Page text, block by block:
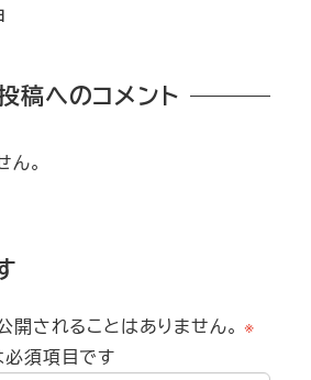
稿へのコメント
ん。
開されることはありません。 ※
須項目です